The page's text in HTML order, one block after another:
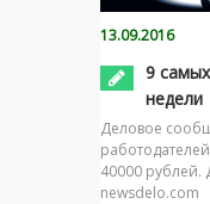
13.09.2016
9
недели
Деловое
40000
newsdelo.com